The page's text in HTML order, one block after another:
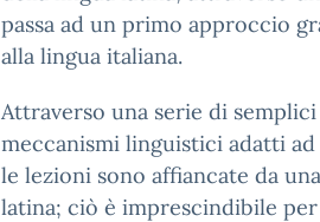
passa ad un primo approccio
alla lingua italiana.
Attraverso una serie di
meccanismi linguistici adatti
le lezioni sono affiancate da
latina; ciò è imprescindibile